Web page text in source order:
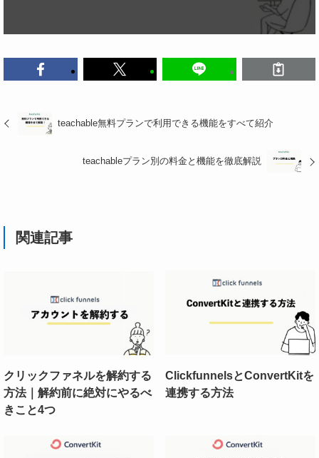
①Usersを開いて、Studentsをクリ
①Affiliatesを開き
②ボタンをON
Permanentlyをクリック
teachable無料プランで利用できる機能をすべて紹介
teachableプラン別の料金と機能を徹底解説
関連記事
クリックファネルを解約する
方法｜解約前に絶対にやるべ
きこと4つ
ClickfunnelsとConvertKitを
連携する方法